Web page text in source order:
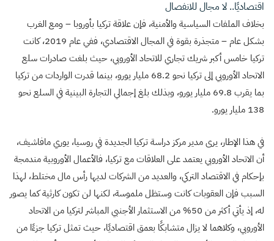
اقتصاديًا.. لا مجال للانفصال
بخلاف الملفات السياسية والأمنية، فإن علاقة تركيا بأوروبا – ومع الغرب
بشكل عام – متجذرة بقوة في المجال الاقتصادي، ففي عام 2019، كانت
تركيا خامس أكبر شريك تجاري للاتحاد الأوروبي، حيث بلغت صادرات سلع
الاتحاد الأوروبي إلى تركيا نحو 68.2 مليار يورو، بينما قدرت الواردات من تركيا
بما يقرب 69.8 مليار يورو، وبذلك بلغ إجمالي التجارة البينية في السلع نحو
138 مليار يورو.
في هذا الإطار، يرى مدير مركز دراسة تركيا الجديدة في روسيا، يوري مافاشيف،
أن الاتحاد الأوروبي يعتمد على العلاقات مع تركيا، فالأعمال الأوروبية مندمجة
بإحكام في الاقتصاد التركي، والعديد من الشركات لديها رأس مال مختلط، لهذا
السبب فإن العقوبات كانت وستظل ملموسة، لكنها لن تكون كارثية كما يصور
له، إذ يأتي أكثر من 50% من الاستثمار الأجنبي المباشر لتركيا من الاتحاد
الأوروبي، وكلاهما لا يزال متشابكًا بعمق اقتصاديًا، حيث تمثل تركيا جزءًا من